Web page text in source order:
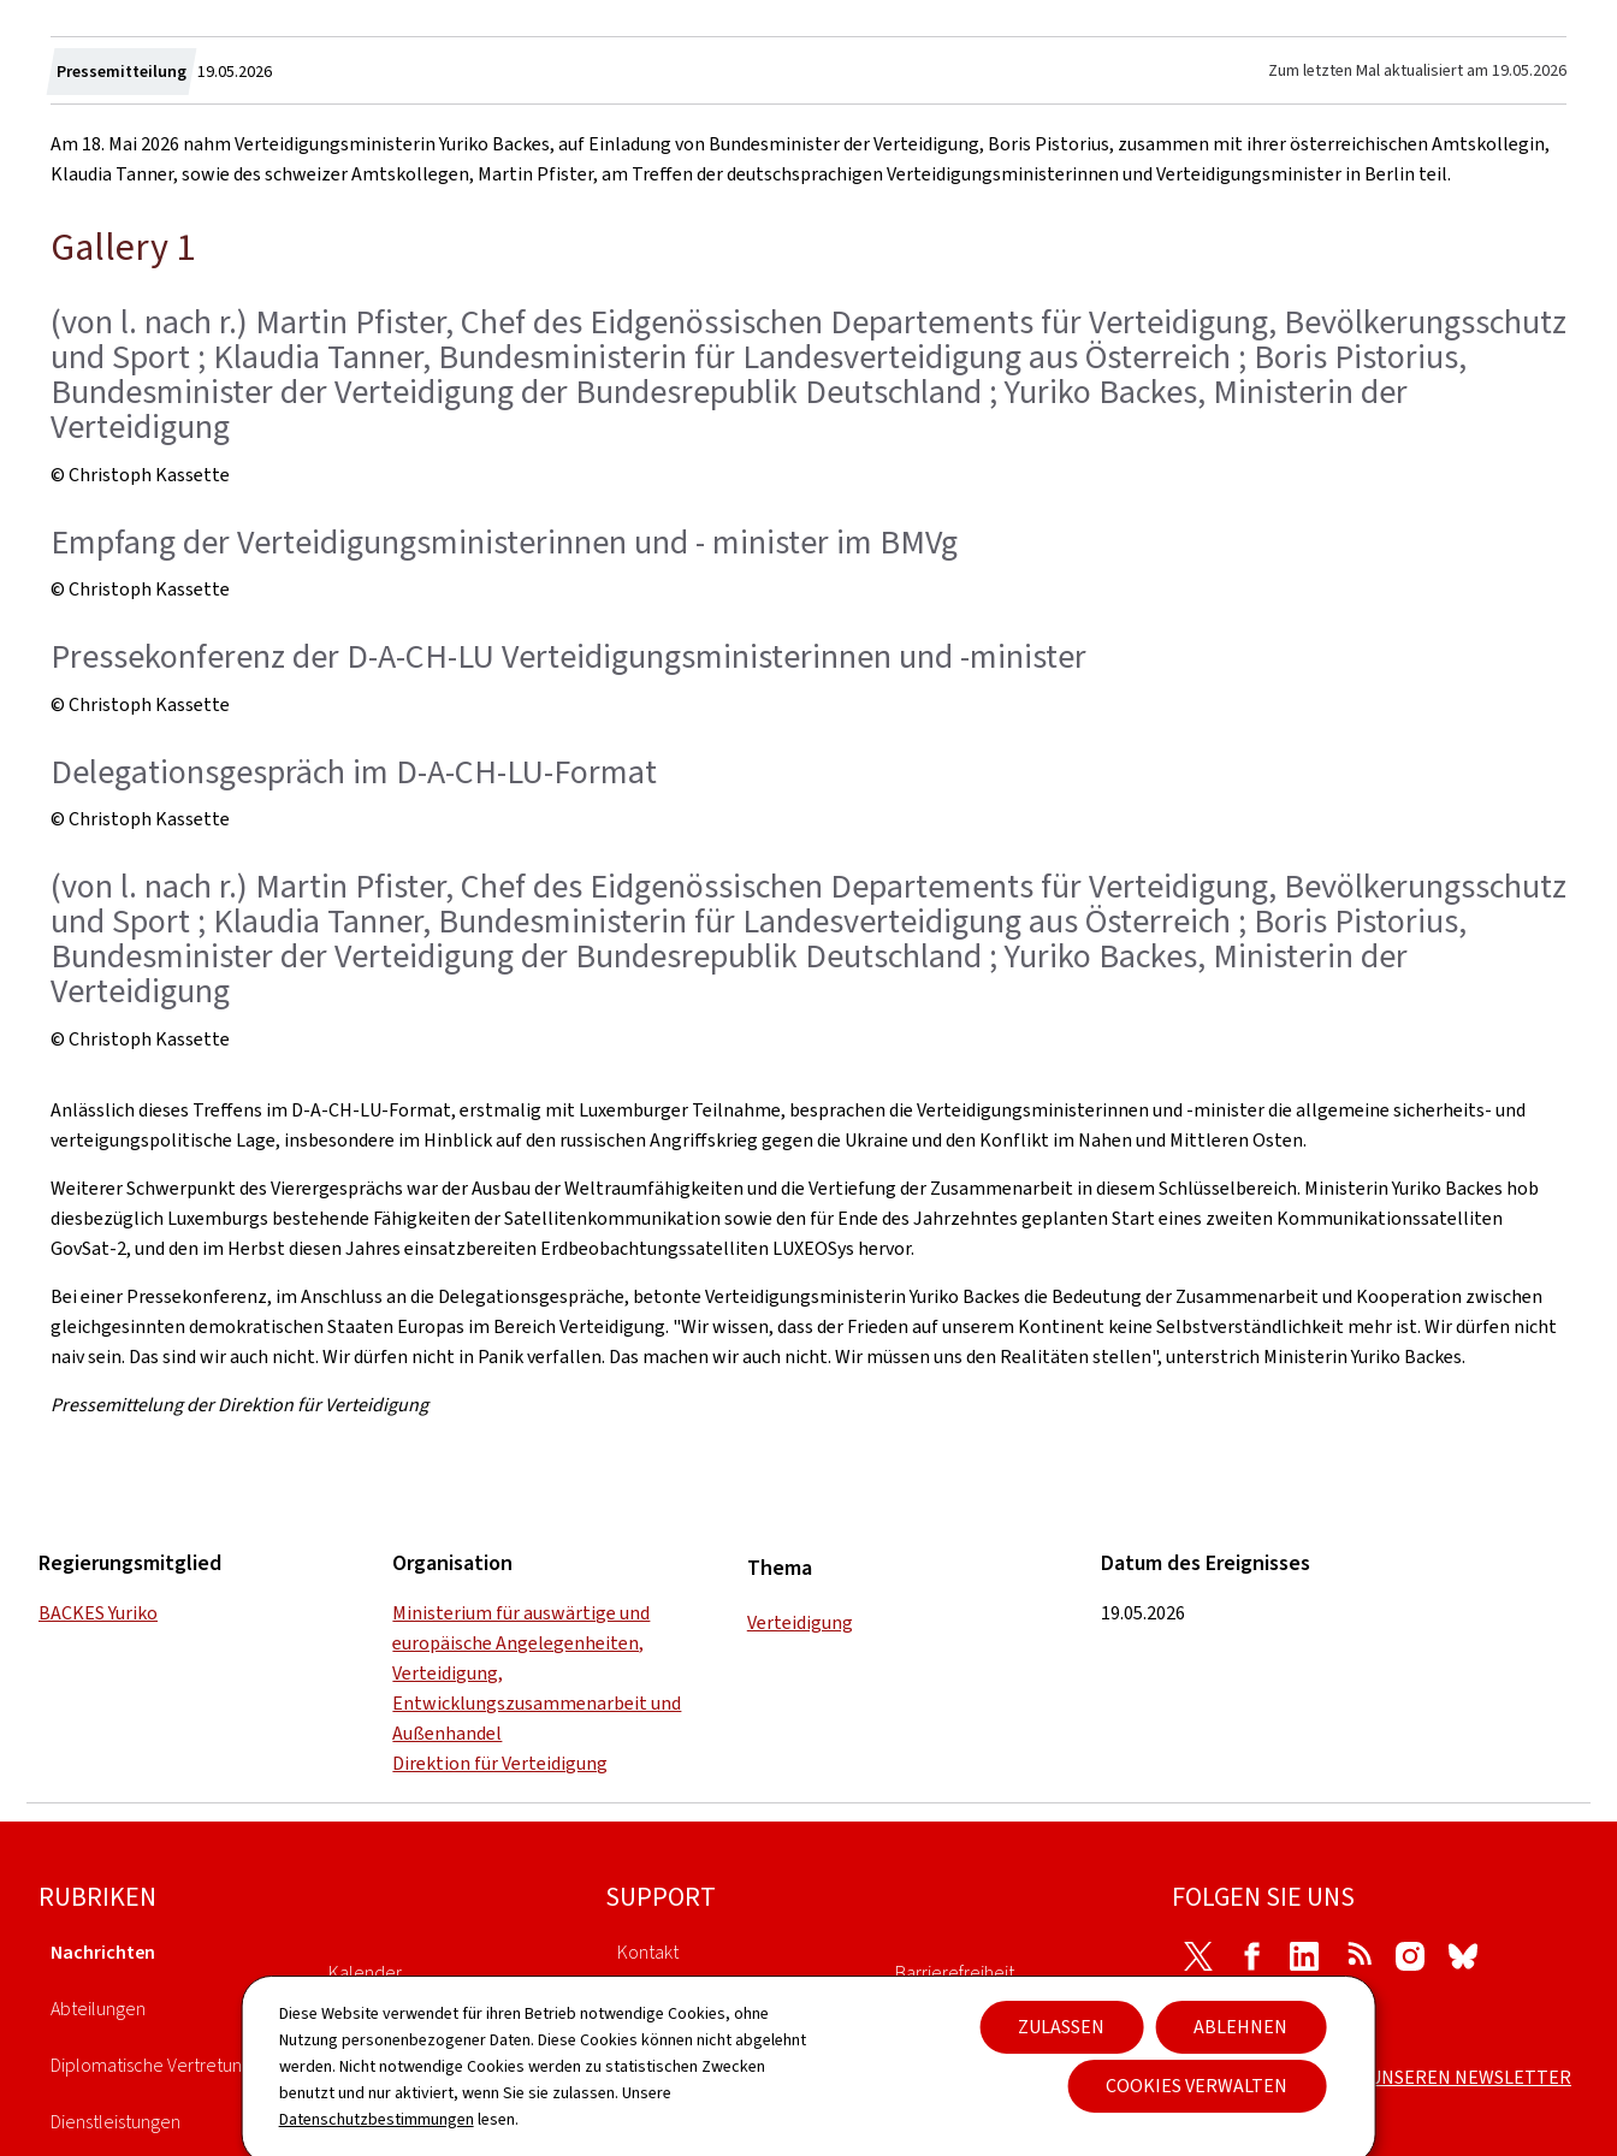
Diese Website verwendet für ihren Betrieb notwendige Cookies, ohne
Nutzung personenbezogener Daten. Diese Cookies können nicht abgelehnt
werden. Nicht notwendige Cookies werden zu statistischen Zwecken
benutzt und nur aktiviert, wenn Sie sie zulassen. Unsere
Datenschutzbestimmungen lesen.
ZULASSEN ABLEHNEN
COOKIES VERWALTEN
Pressemitteilung Zum
19.05.2026 Zum letzten Mal aktualisiert am 19.05.2026
Am 18. Mai 2026 nahm Verteidigungsministerin Yuriko Backes, auf Einladung von Bundesminister der Verteidigung, Boris Pistorius, zusammen mit ihrer österreichischen Amtskollegin,
Klaudia Tanner, sowie des schweizer Amtskollegen, Martin Pfister, am Treffen der deutschsprachigen Verteidigungsministerinnen und Verteidigungsminister in Berlin teil.
Gallery 1
(von l. nach r.) Martin Pfister, Chef des Eidgenössischen Departements für Verteidigung, Bevölkerungsschutz
und Sport ; Klaudia Tanner, Bundesministerin für Landesverteidigung aus Österreich ; Boris Pistorius,
Bundesminister der Verteidigung der Bundesrepublik Deutschland ; Yuriko Backes, Ministerin der
Verteidigung
© Christoph Kassette
Empfang der Verteidigungsministerinnen und - minister im BMVg
© Christoph Kassette
Pressekonferenz der D-A-CH-LU Verteidigungsministerinnen und -minister
© Christoph Kassette
Delegationsgespräch im D-A-CH-LU-Format
© Christoph Kassette
(von l. nach r.) Martin Pfister, Chef des Eidgenössischen Departements für Verteidigung, Bevölkerungsschutz
und Sport ; Klaudia Tanner, Bundesministerin für Landesverteidigung aus Österreich ; Boris Pistorius,
Bundesminister der Verteidigung der Bundesrepublik Deutschland ; Yuriko Backes, Ministerin der
Verteidigung
© Christoph Kassette
Anlässlich dieses Treffens im D-A-CH-LU-Format, erstmalig mit Luxemburger Teilnahme, besprachen die Verteidigungsministerinnen und -minister die allgemeine sicherheits- und
verteigungspolitische Lage, insbesondere im Hinblick auf den russischen Angriffskrieg gegen die Ukraine und den Konflikt im Nahen und Mittleren Osten.
Weiterer Schwerpunkt des Vierergesprächs war der Ausbau der Weltraumfähigkeiten und die Vertiefung der Zusammenarbeit in diesem Schlüsselbereich. Ministerin Yuriko Backes hob
diesbezüglich Luxemburgs bestehende Fähigkeiten der Satellitenkommunikation sowie den für Ende des Jahrzehntes geplanten Start eines zweiten Kommunikationssatelliten
GovSat-2, und den im Herbst diesen Jahres einsatzbereiten Erdbeobachtungssatelliten LUXEOSys hervor.
Bei einer Pressekonferenz, im Anschluss an die Delegationsgespräche, betonte Verteidigungsministerin Yuriko Backes die Bedeutung der Zusammenarbeit und Kooperation zwischen
gleichgesinnten demokratischen Staaten Europas im Bereich Verteidigung. "Wir wissen, dass der Frieden auf unserem Kontinent keine Selbstverständlichkeit mehr ist. Wir dürfen nicht
naiv sein. Das sind wir auch nicht. Wir dürfen nicht in Panik verfallen. Das machen wir auch nicht. Wir müssen uns den Realitäten stellen", unterstrich Ministerin Yuriko Backes.
Pressemittelung der Direktion für Verteidigung
Regierungsmitglied
BACKES Yuriko
Organisation
Ministerium für auswärtige und
europäische Angelegenheiten,
Verteidigung,
Entwicklungszusammenarbeit und
Außenhandel
Direktion für Verteidigung
Thema
Verteidigung
Datum des Ereignisses
19.05.2026
Footer
RUBRIKEN
Nachrichten
Abteilungen
Diplomatische Vertretungen
Dienstleistungen
Kalender
Publikationen
Vorgänge
SUPPORT
Kontakt
Sitemap
Informationen zur Webseite
Barrierefreiheit
Verwaltung der Cookies
FOLGEN SIE UNS
Twitter FacebookLinkedIn RSS Instagram
ABONNIEREN SIE UNSEREN NEWSLETTER